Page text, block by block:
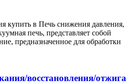
купить в Печь снижения давления,
печь, представляет собой
предназначенное для обработки
восстановления/отжига